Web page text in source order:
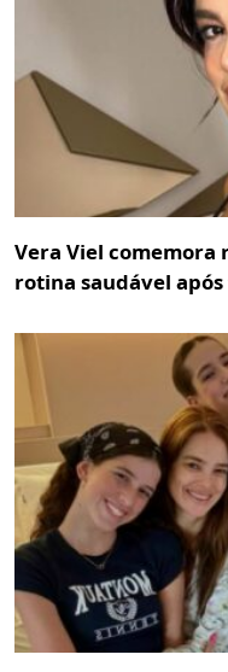
Vera Viel comemora
rotina saudável